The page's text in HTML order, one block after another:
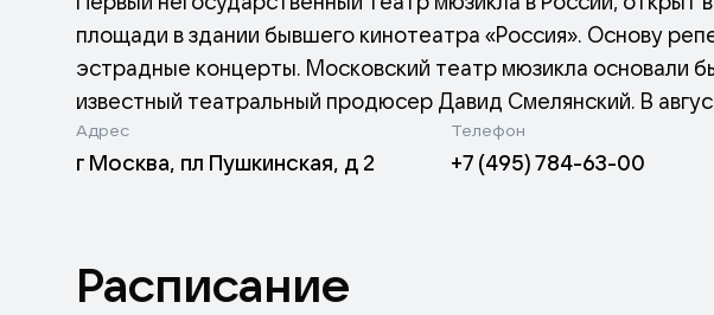
площади в здании бывшего кинотеатра «Россия». Основу
эстрадные концерты. Московский театр мюзикла основали
известный театральный продюсер Давид Смелянский. В
Швыдкого концертом, в котором приняли участие народный
республики этой страны Полад Бюльбюль-оглы. К юбилею
песни.
Адрес
г Москва, пл Пушкинская, д 2
Телефон
+7 (495) 784-63-00
Расписание